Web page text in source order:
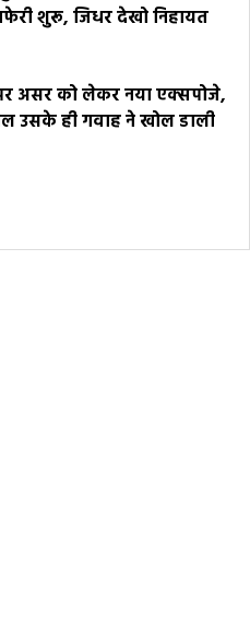
शुरू, जिधर देखो निहायत
असर को लेकर नया एक्सपोजे,
उसके ही गवाह ने खोल डाली